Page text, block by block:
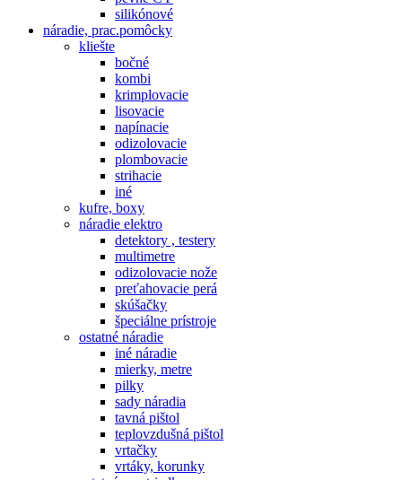
silikónové
náradie, prac.pomôcky
kliešte
bočné
kombi
krimplovacie
lisovacie
napínacie
odizolovacie
plombovacie
strihacie
iné
kufre, boxy
náradie elektro
detektory , testery
multimetre
odizolovacie nože
preťahovacie perá
skúšačky
špeciálne prístroje
ostatné náradie
iné náradie
mierky, metre
pilky
sady náradia
tavná pištol
teplovzdušná pištol
vrtačky
vrtáky, korunky